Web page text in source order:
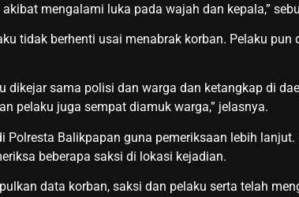
mengalami luka pada wajah dan kepala,”
tidak berhenti usai menabrak korban. Pelaku pun
dikejar sama polisi dan warga dan ketangkap di
pelaku juga sempat diamuk warga,” jelasnya.
Polresta Balikpapan guna pemeriksaan lebih
beberapa saksi di lokasi kejadian.
data korban, saksi dan pelaku serta telah